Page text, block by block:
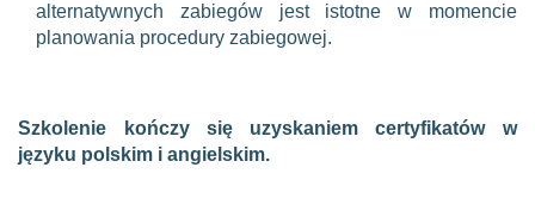
alternatywnych zabiegów jest istotne w momencie
planowania procedury zabiegowej.
Szkolenie kończy się uzyskaniem certyfikatów w
języku polskim i angielskim.